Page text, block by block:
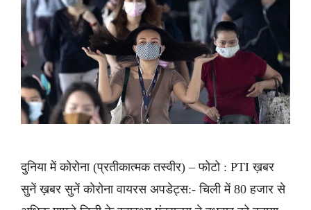
दुनिया में कोरोना (प्रतीकात्मक तस्वीर) – फोटो : PTI ख़बर
सुनें ख़बर सुनें कोरोना वायरस अपडेट्स:- चिली में 80 हजार से